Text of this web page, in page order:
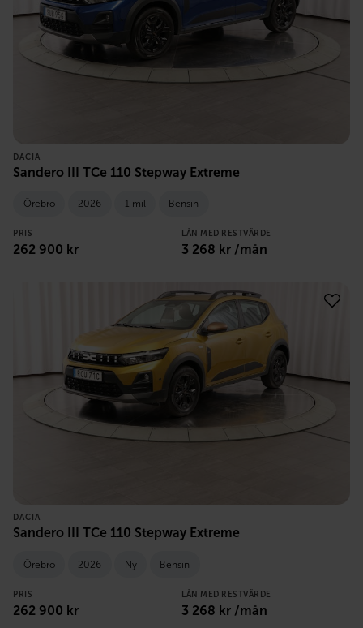
DACIA
Sandero III TCe 110 Stepway Extreme
Örebro 2026 1 mil Bensin
PRIS
262 900 kr
LÅN MED RESTVÄRDE
3 268 kr /mån
DACIA
Sandero III TCe 110 Stepway Extreme
Örebro 2026 Ny Bensin
PRIS
262 900 kr
LÅN MED RESTVÄRDE
3 268 kr /mån